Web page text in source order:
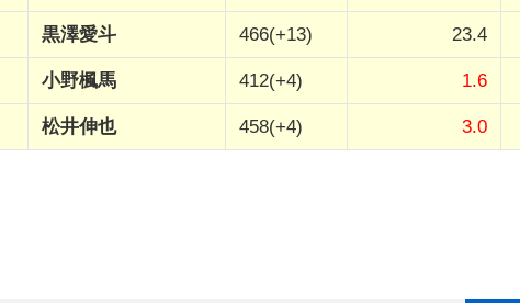
黒澤愛斗 466(+13) 23.4
小野楓馬 412(+4) 1.6
松井伸也 458(+4) 3.0